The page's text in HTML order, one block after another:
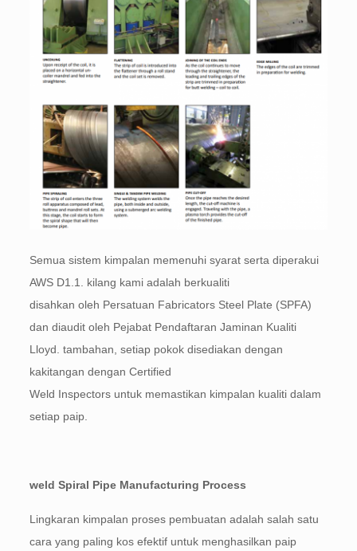
Semua sistem kimpalan memenuhi syarat serta diperakui
AWS D1.1. kilang kami adalah berkualiti
disahkan oleh Persatuan Fabricators Steel Plate (SPFA)
dan diaudit oleh Pejabat Pendaftaran Jaminan Kualiti
Lloyd. tambahan, setiap pokok disediakan dengan
kakitangan dengan Certified
Weld Inspectors untuk memastikan kimpalan kualiti dalam
setiap paip.
weld Spiral Pipe Manufacturing Process
Lingkaran kimpalan proses pembuatan adalah salah satu
cara yang paling kos efektif untuk menghasilkan paip